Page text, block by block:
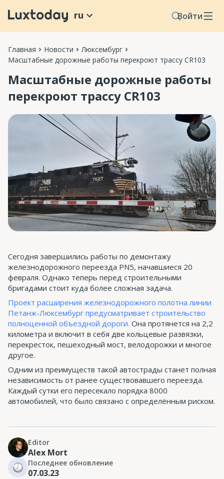
Войти
ru
Главная Новости
Люксембург
Масштабные дорожные работы перекроют трассу CR103
Масштабные дорожные работы
перекроют трассу CR103
Сегодня завершились работы по демонтажу
железнодорожного переезда PN5, начавшиеся 20
февраля. Однако теперь перед строительными
бригадами стоит куда более сложная задача.
Проект расширения железнодорожного полотна линии
Петанж-Люксембург предусматривает строительство
полноценной объездной дороги. Она протянется на 2,2
километра и включит в себя две кольцевые развязки,
перекресток, пешеходный мост, велодорожки и многое
другое.
Одним из преимуществ такой автострады станет полная
независимость от ранее существовавшего переезда.
Каждый сутки его пересекало порядка 8000
автомобилей, что было связано с определённым риском.
Editor
Alex Mort
Последнее обновление
07.03.23